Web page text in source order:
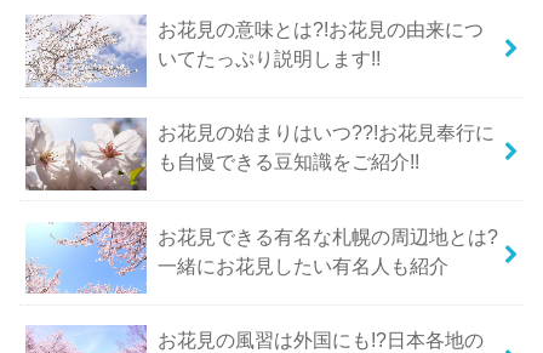
お花見の意味とは?!お花見の由来につ
いてたっぷり説明します!!
お花見の始まりはいつ??!お花見奉行に
も自慢できる豆知識をご紹介!!
お花見できる有名な札幌の周辺地とは?
一緒にお花見したい有名人も紹介
お花見の風習は外国にも!?日本各地の